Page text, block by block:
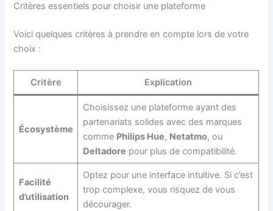
Critères essentiels pour choisir une plateforme
Voici quelques critères à prendre en compte lors de votre
choix :
Critère Explication
Écosystème
Choisissez une plateforme ayant des
partenariats solides avec des marques
comme Philips Hue, Netatmo, ou
Deltadore pour plus de compatibilité.
Facilité
d’utilisation
Optez pour une interface intuitive. Si c’est
trop complexe, vous risquez de vous
décourager.